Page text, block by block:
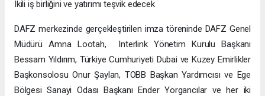
İkili iş birliğini ve yatırımı teşvik edecek
DAFZ merkezinde gerçekleştirilen imza töreninde DAFZ Genel
Müdürü Amna Lootah, Interlink Yönetim Kurulu Başkanı
Bessam Yıldırım, Türkiye Cumhuriyeti Dubai ve Kuzey Emirlikler
Başkonsolosu Onur Şaylan, TOBB Başkan Yardımcısı ve Ege
Bölgesi Sanayi Odası Başkanı Ender Yorgancılar ve her iki